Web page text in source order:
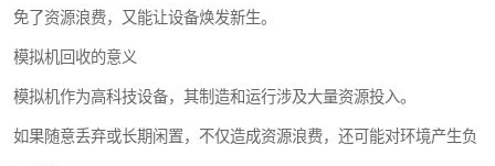
免了资源浪费，又能让设备焕发新生。
模拟机回收的意义
模拟机作为高科技设备，其制造和运行涉及大量资源投入。
如果随意丢弃或长期闲置，不仅造成资源浪费，还可能对环境产生负